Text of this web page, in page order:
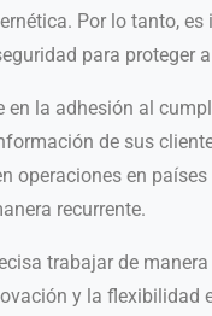
Por lo tanto,
para proteger
en la adhesión al
de sus
operaciones en
recurrente.
trabajar de
y la flexibilidad